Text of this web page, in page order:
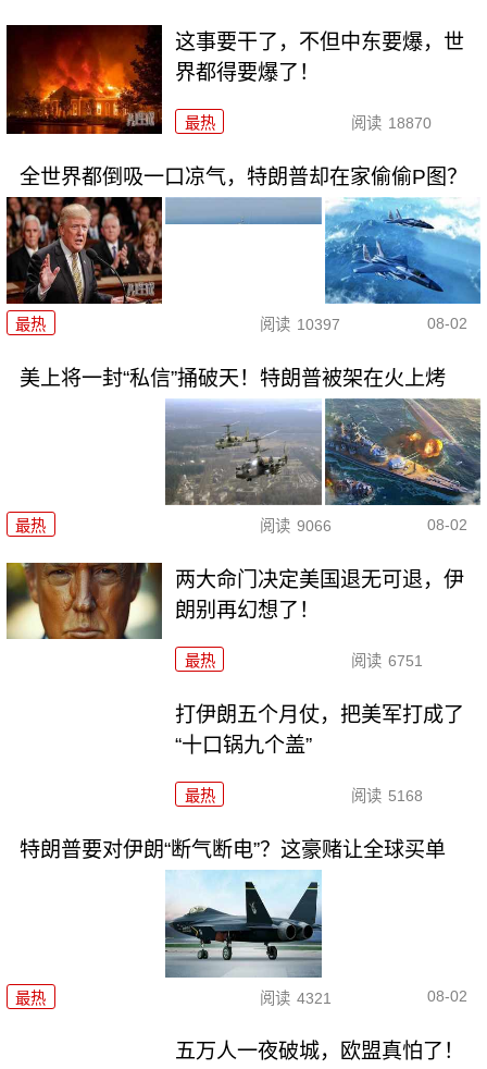
这事要干了，不但中东要爆，世
界都得要爆了！
最热 阅读 18870
全世界都倒吸一口凉气，特朗普却在家偷偷P图？
最热 阅读 10397 08-02
美上将一封“私信”捅破天！特朗普被架在火上烤
最热 阅读 9066 08-02
两大命门决定美国退无可退，伊
朗别再幻想了！
最热 阅读 6751
打伊朗五个月仗，把美军打成了
“十口锅九个盖”
最热 阅读 5168
特朗普要对伊朗“断气断电”？这豪赌让全球买单
最热 阅读 4321 08-02
五万人一夜破城，欧盟真怕了！